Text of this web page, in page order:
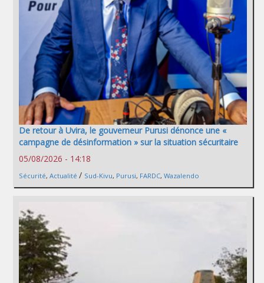
De retour à Uvira, le gouverneur Purusi dénonce une «
campagne de désinformation » sur la situation sécuritaire
05/08/2026 - 14:18
Sécurité, Actualité / Sud-Kivu, Purusi, FARDC, Wazalendo